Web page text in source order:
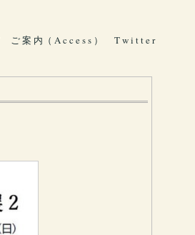
ご 案 内（ A c c e s s ） T w i t t e r